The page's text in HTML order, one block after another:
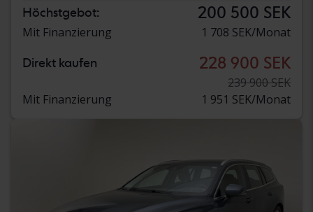
Höchstgebot: 200 500 SEK
Mit Finanzierung 1 708 SEK/Monat
Direkt kaufen 228 900 SEK
239 900 SEK
Mit Finanzierung
1 951 SEK/Monat